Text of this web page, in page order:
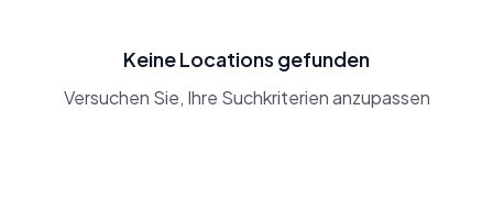
Keine Locations gefunden
Versuchen Sie, Ihre Suchkriterien anzupassen